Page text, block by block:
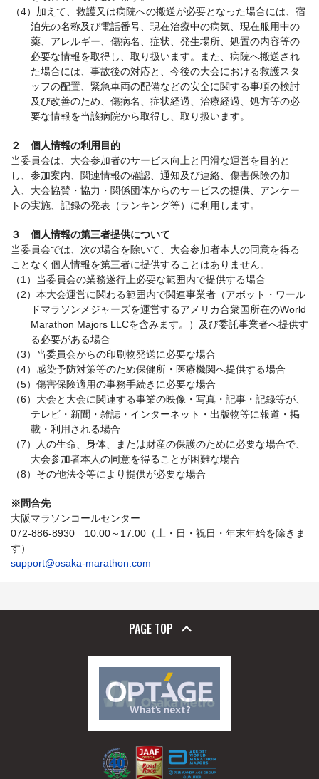
（4）加えて、救護又は病院への搬送が必要となった場合には、宿
泊先の名称及び電話番号、現在治療中の病気、現在服用中の
薬、アレルギー、傷病名、症状、発生場所、処置の内容等の
必要な情報を取得し、取り扱います。また、病院へ搬送され
た場合には、事故後の対応と、今後の大会における救護スタ
ッフの配置、緊急車両の配備などの安全に関する事項の検討
及び改善のため、傷病名、症状経過、治療経過、処方等の必
要な情報を当該病院から取得し、取り扱います。
２ 個人情報の利用目的
当委員会は、大会参加者のサービス向上と円滑な運営を目的と
し、参加案内、関連情報の確認、通知及び連絡、傷害保険の加
入、大会協賛・協力・関係団体からのサービスの提供、アンケー
トの実施、記録の発表（ランキング等）に利用します。
３ 個人情報の第三者提供について
当委員会では、次の場合を除いて、大会参加者本人の同意を得る
ことなく個人情報を第三者に提供することはありません。
（1）当委員会の業務遂行上必要な範囲内で提供する場合
（2）本大会運営に関わる範囲内で関連事業者（アボット・ワール
ドマラソンメジャーズを運営するアメリカ合衆国所在のWorld
Marathon Majors LLCを含みます。）及び委託事業者へ提供す
る必要がある場合
（3）当委員会からの印刷物発送に必要な場合
（4）感染予防対策等のため保健所・医療機関へ提供する場合
（5）傷害保険適用の事務手続きに必要な場合
（6）大会と大会に関連する事業の映像・写真・記事・記録等が、
テレビ・新聞・雑誌・インターネット・出版物等に報道・掲
載・利用される場合
（7）人の生命、身体、または財産の保護のために必要な場合で、
大会参加者本人の同意を得ることが困難な場合
（8）その他法令等により提供が必要な場合
※問合先
大阪マラソンコールセンター
072-886-8930 10:00～17:00（土・日・祝日・年末年始を除きま
す）
support@osaka-marathon.com
PAGE TOP